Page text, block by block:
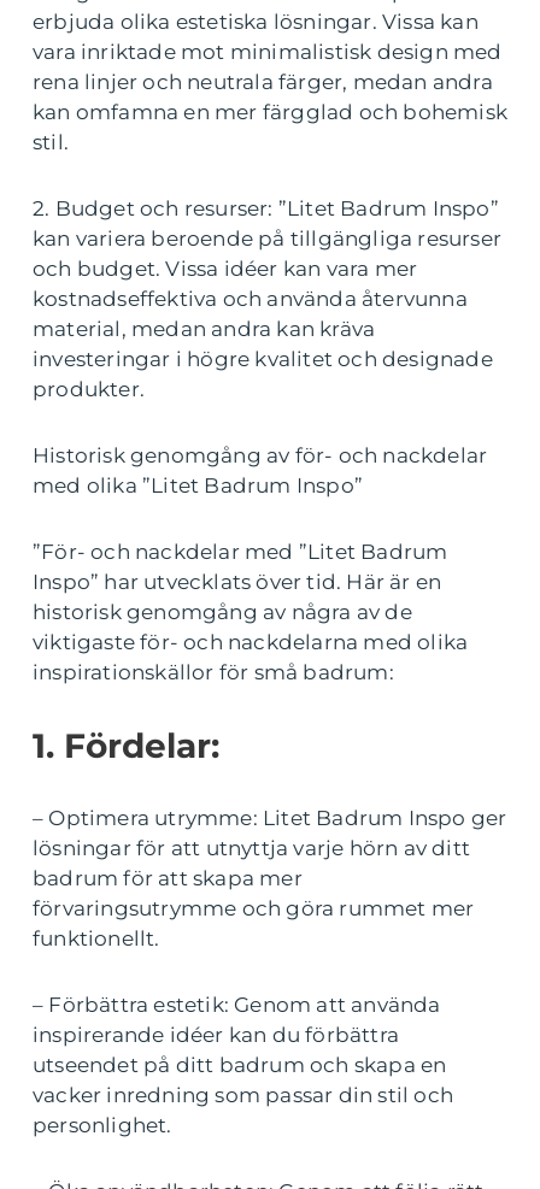
erbjuda olika estetiska lösningar. Vissa kan
vara inriktade mot minimalistisk design med
rena linjer och neutrala färger, medan andra
kan omfamna en mer färgglad och bohemisk
stil.
2. Budget och resurser: ”Litet Badrum Inspo”
kan variera beroende på tillgängliga resurser
och budget. Vissa idéer kan vara mer
kostnadseffektiva och använda återvunna
material, medan andra kan kräva
investeringar i högre kvalitet och designade
produkter.
Historisk genomgång av för- och nackdelar
med olika ”Litet Badrum Inspo”
”För- och nackdelar med ”Litet Badrum
Inspo” har utvecklats över tid. Här är en
historisk genomgång av några av de
viktigaste för- och nackdelarna med olika
inspirationskällor för små badrum:
1. Fördelar:
– Optimera utrymme: Litet Badrum Inspo ger
lösningar för att utnyttja varje hörn av ditt
badrum för att skapa mer
förvaringsutrymme och göra rummet mer
funktionellt.
– Förbättra estetik: Genom att använda
inspirerande idéer kan du förbättra
utseendet på ditt badrum och skapa en
vacker inredning som passar din stil och
personlighet.